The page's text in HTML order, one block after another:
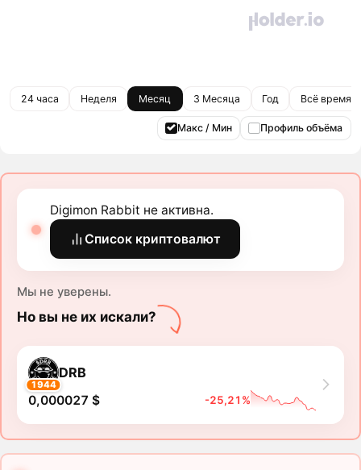
24 часа Неделя Месяц 3 Месяца Год Всё время
Макс / Мин Профиль объёма
Digimon Rabbit не активна.
Список криптовалют
Мы не уверены.
Но вы не их искали?
1944
DRB
0,000027 $ -25,21%